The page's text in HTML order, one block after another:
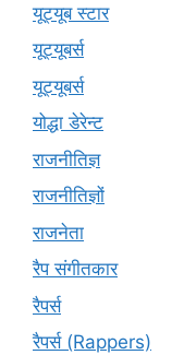
यूट्यूब स्टार
यूट्‍यूबर्स
यूट्यूबर्स
योद्धा डेरेन्ट
राजनीतिज्ञ
राजनीतिज्ञों
राजनेता
रैप संगीतकार
रैपर्स
रैपर्स (Rappers)